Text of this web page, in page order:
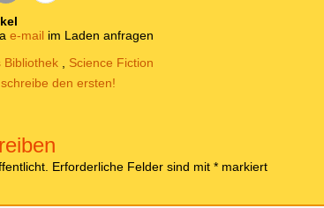
e-mail im Laden anfragen
Bibliothek , Science Fiction
den ersten!
Erforderliche Felder sind mit* markiert